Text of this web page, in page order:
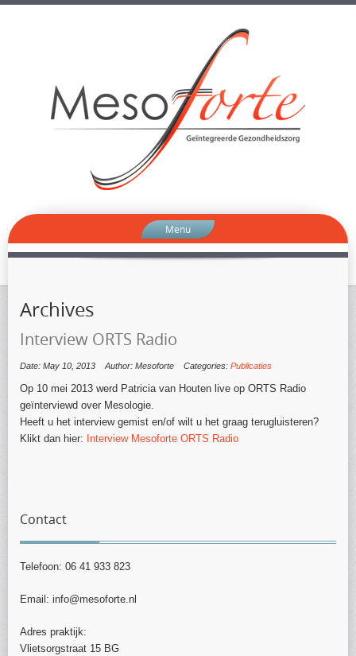
Menu
Archives
Interview ORTS Radio
Date: May 10, 2013 Author: Mesoforte Categories: Publicaties
Op 10 mei 2013 werd Patricia van Houten live op ORTS Radio
geïnterviewd over Mesologie.
Heeft u het interview gemist en/of wilt u het graag terugluisteren?
Klikt dan hier: Interview Mesoforte ORTS Radio
Contact
Telefoon: 06 41 933 823
Email: info@mesoforte.nl
Adres praktijk:
Vlietsorgstraat 15 BG